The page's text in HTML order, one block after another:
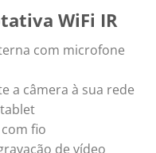
WiFi IR
com microfone
a câmera à sua rede
fio
de vídeo